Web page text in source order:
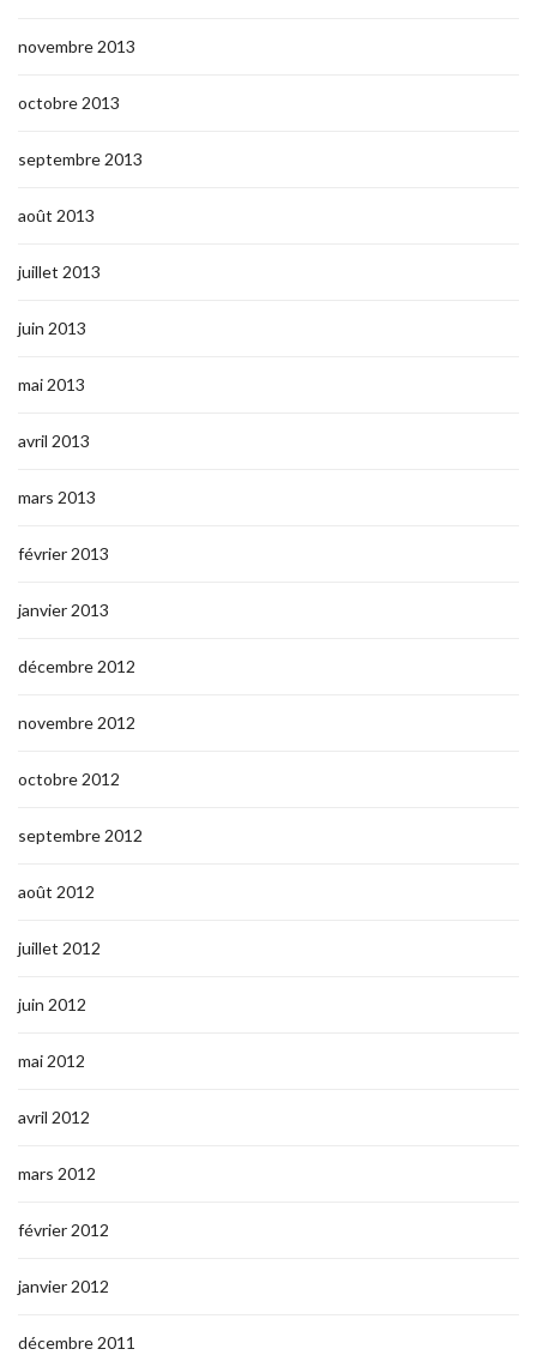
novembre 2013
octobre 2013
septembre 2013
août 2013
juillet 2013
juin 2013
mai 2013
avril 2013
mars 2013
février 2013
janvier 2013
décembre 2012
novembre 2012
octobre 2012
septembre 2012
août 2012
juillet 2012
juin 2012
mai 2012
avril 2012
mars 2012
février 2012
janvier 2012
décembre 2011